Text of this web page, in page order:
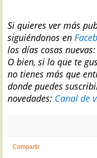
Si quieres ver más
siguiéndonos en
los días cosas nuevas:
O bien, si lo que te
no tienes más que
donde puedes
novedades: Canal de
Compartir